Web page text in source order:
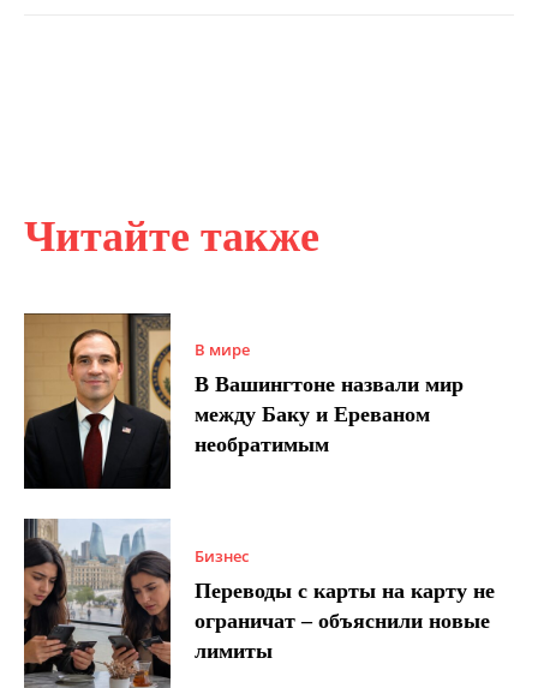
Читайте также
В мире
В Вашингтоне назвали мир
между Баку и Ереваном
необратимым
Бизнес
Переводы с карты на карту не
ограничат – объяснили новые
лимиты